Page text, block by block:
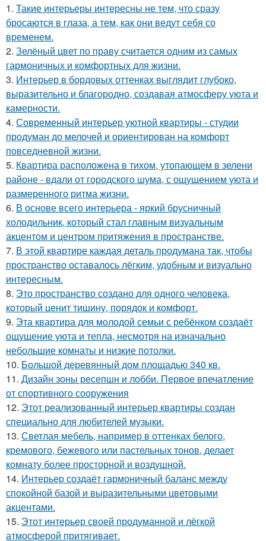
1. Такие интерьеры интересны не тем, что сразу
бросаются в глаза, а тем, как они ведут себя со
временем.
2. Зелёный цвет по праву считается одним из самых
гармоничных и комфортных для жизни.
3. Интерьер в бордовых оттенках выглядит глубоко,
выразительно и благородно, создавая атмосферу уюта и
камерности.
4. Современный интерьер уютной квартиры - студии
продуман до мелочей и ориентирован на комфорт
повседневной жизни.
5. Квартира расположена в тихом, утопающем в зелени
районе - вдали от городского шума, с ощущением уюта и
размеренного ритма жизни.
6. В основе всего интерьера - яркий брусничный
холодильник, который стал главным визуальным
акцентом и центром притяжения в пространстве.
7. В этой квартире каждая деталь продумана так, чтобы
пространство оставалось лёгким, удобным и визуально
интересным.
8. Это пространство создано для одного человека,
который ценит тишину, порядок и комфорт.
9. Эта квартира для молодой семьи с ребёнком создаёт
ощущение уюта и тепла, несмотря на изначально
небольшие комнаты и низкие потолки.
10. Большой деревянный дом площадью 340 кв.
11. Дизайн зоны ресепшн и лобби. Первое впечатление
от спортивного сооружения
12. Этот реализованный интерьер квартиры создан
специально для любителей музыки.
13. Светлая мебель, например в оттенках белого,
кремового, бежевого или пастельных тонов, делает
комнату более просторной и воздушной.
14. Интерьер создаёт гармоничный баланс между
спокойной базой и выразительными цветовыми
акцентами.
15. Этот интерьер своей продуманной и лёгкой
атмосферой притягивает.